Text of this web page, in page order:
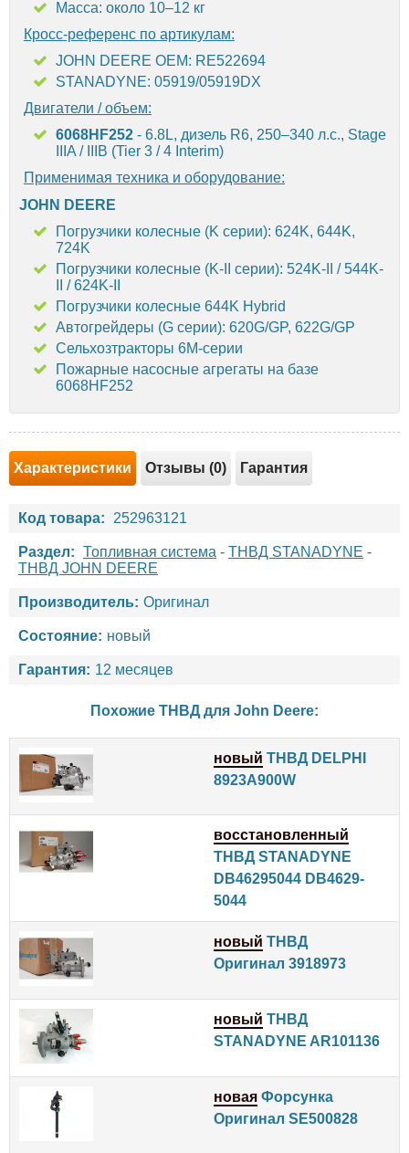
Масса: около 10–12 кг
Кросс-референс по артикулам:
JOHN DEERE OEM: RE522694
STANADYNE: 05919/05919DX
Двигатели / объем:
6068HF252 - 6.8L, дизель R6, 250–340 л.с., Stage
IIIA / IIIB (Tier 3 / 4 Interim)
Применимая техника и оборудование:
JOHN DEERE
Погрузчики колесные (K серии): 624K, 644K,
724K
Погрузчики колесные (K-II серии): 524K-II / 544K-
II / 624K-II
Погрузчики колесные 644K Hybrid
Автогрейдеры (G серии): 620G/GP, 622G/GP
Сельхозтракторы 6M-серии
Пожарные насосные агрегаты на базе
6068HF252
Характеристики Отзывы (0) Гарантия
Код товара: 252963121
Раздел: Топливная система - ТНВД STANADYNE -
ТНВД JOHN DEERE
Производитель: Оригинал
Состояние: новый
Гарантия: 12 месяцев
Похожие ТНВД для John Deere:
новый ТНВД DELPHI
8923A900W
восстановленный
ТНВД STANADYNE
DB46295044 DB4629-
5044
новый ТНВД
Оригинал 3918973
новый ТНВД
STANADYNE AR101136
новая Форсунка
Оригинал SE500828